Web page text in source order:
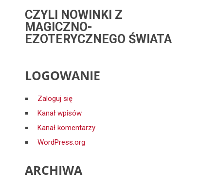
CZYLI NOWINKI Z
MAGICZNO-
EZOTERYCZNEGO ŚWIATA
LOGOWANIE
Zaloguj się
Kanał wpisów
Kanał komentarzy
WordPress.org
ARCHIWA